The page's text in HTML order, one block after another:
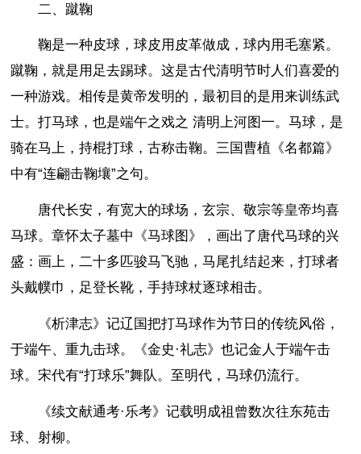
二、蹴鞠
鞠是一种皮球，球皮用皮革做成，球内用毛塞紧。
蹴鞠，就是用足去踢球。这是古代清明节时人们喜爱的
一种游戏。相传是黄帝发明的，最初目的是用来训练武
士。打马球，也是端午之戏之 清明上河图一。马球，是
骑在马上，持棍打球，古称击鞠。三国曹植《名都篇》
中有“连翩击鞠壤”之句。
唐代长安，有宽大的球场，玄宗、敬宗等皇帝均喜
马球。章怀太子墓中《马球图》，画出了唐代马球的兴
盛：画上，二十多匹骏马飞驰，马尾扎结起来，打球者
头戴幞巾，足登长靴，手持球杖逐球相击。
《析津志》记辽国把打马球作为节日的传统风俗，
于端午、重九击球。《金史·礼志》也记金人于端午击
球。宋代有“打球乐”舞队。至明代，马球仍流行。
《续文献通考·乐考》记载明成祖曾数次往东苑击
球、射柳。